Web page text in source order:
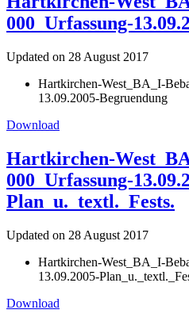
000_Urfassung-
Updated on 28 August 2017
Hartkirchen-West_BA_I-
13.09.2005-Begruendung
Download
Hartkirchen-
000_Urfassung-
Plan_u._textl._Fests.
Updated on 28 August 2017
Hartkirchen-West_BA_I-
13.09.2005-
Download